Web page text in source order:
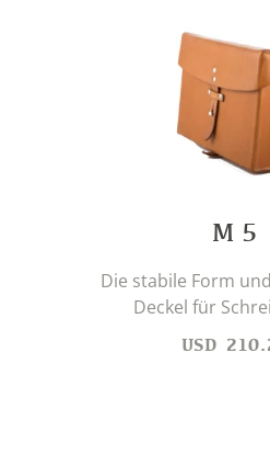
M 5
Die stabile Form
Deckel für
USD